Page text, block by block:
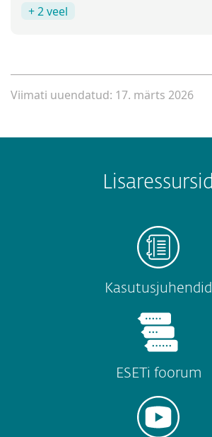
+ 2 veel
Viimati uuendatud: 17. märts 2026
Lisaressursid
Kasutusjuhendid
ESETi foorum